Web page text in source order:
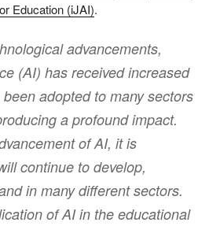
Education (iJAI).
advancements,
(AI) has received increased
adopted to many sectors
a profound impact.
of AI, it is
continue to develop,
in many different sectors.
of AI in the educational